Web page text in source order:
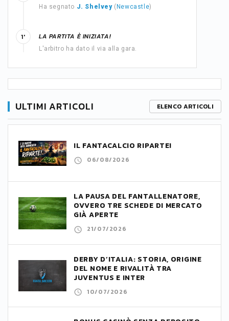
Ha segnato J. Shelvey( Newcastle)
LA PARTITA È INIZIATA!
L'arbitro ha dato il via alla gara.
1'
ULTIMI ARTICOLI ELENCO ARTICOLI
IL FANTACALCIO RIPARTE!
06/08/2026
LA PAUSA DEL FANTALLENATORE,
OVVERO TRE SCHEDE DI MERCATO
GIÀ APERTE
21/07/2026
DERBY D’ITALIA: STORIA, ORIGINE
DEL NOME E RIVALITÀ TRA
JUVENTUS E INTER
10/07/2026